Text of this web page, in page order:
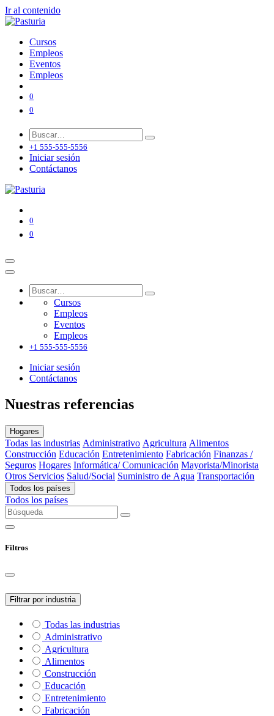
Ir al contenido
Cursos
Empleos
Eventos
Empleos
0
0
+1 555-555-5556
Iniciar sesión
Contáctanos
0
0
Cursos
Empleos
Eventos
Empleos
+1 555-555-5556
Iniciar sesión
Contáctanos
Nuestras referencias
Hogares
Todas las industrias Administrativo Agricultura Alimentos
Construcción Educación Entretenimiento Fabricación Finanzas /
Seguros Hogares Informática/ Comunicación Mayorista/Minorista
Otros Servicios Salud/Social Suministro de Agua Transportación
Todos los países
Todos los países
Filtros
Filtrar por industria
Todas las industrias
Administrativo
Agricultura
Alimentos
Construcción
Educación
Entretenimiento
Fabricación